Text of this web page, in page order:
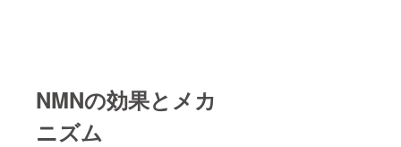
NMNの効果とメカ
ニズム